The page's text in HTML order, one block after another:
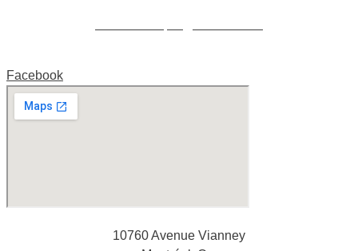
Facebook
10760 Avenue Vianney